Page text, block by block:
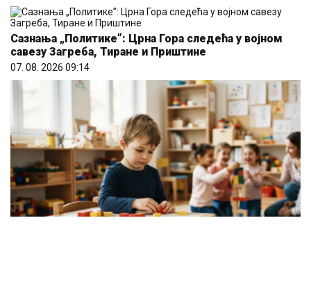
Сазнања „Политике”: Црна Гора следећа у војном
савезу Загреба, Тиране и Приштине
07. 08. 2026 09:14